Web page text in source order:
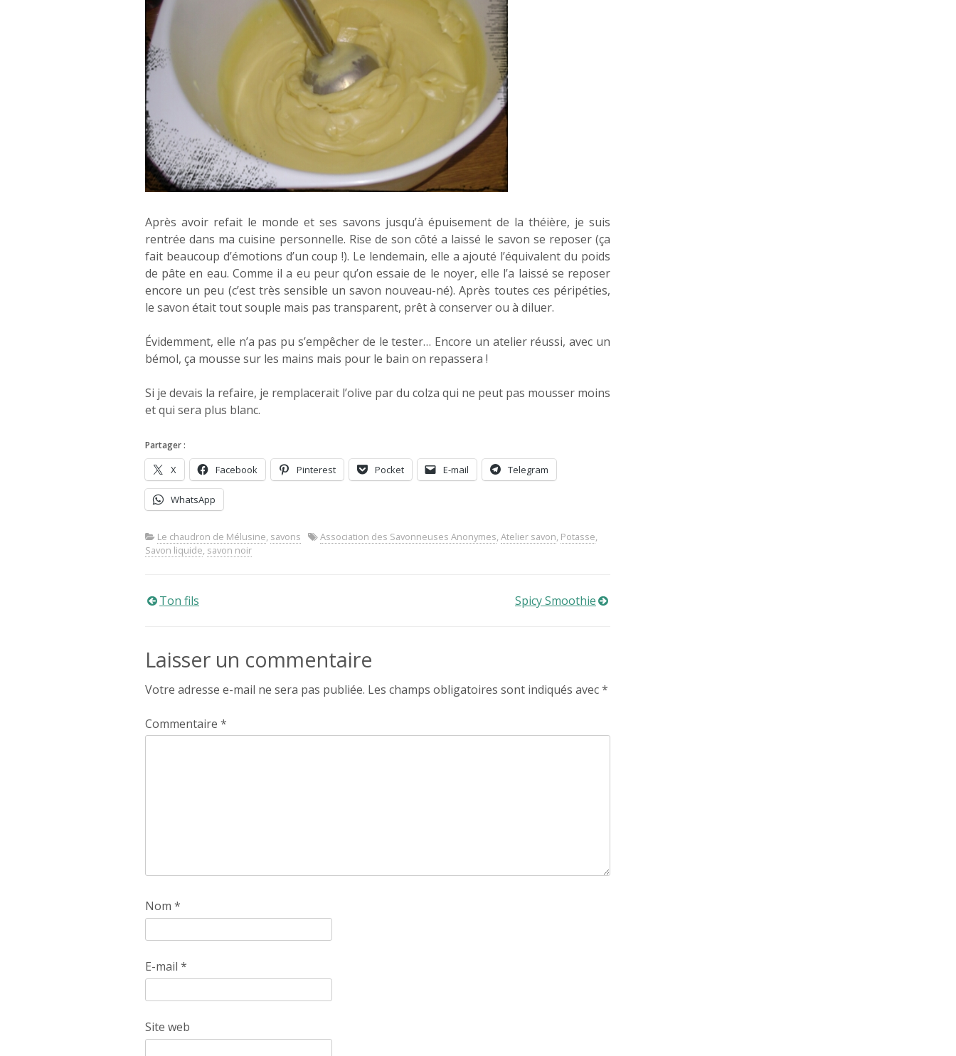
Après avoir refait le monde et ses savons jusqu’à épuisement de la théière, je suis
rentrée dans ma cuisine personnelle. Rise de son côté a laissé le savon se reposer (ça
fait beaucoup d’émotions d’un coup !). Le lendemain, elle a ajouté l’équivalent du poids
de pâte en eau. Comme il a eu peur qu’on essaie de le noyer, elle l’a laissé se reposer
encore un peu (c’est très sensible un savon nouveau-né). Après toutes ces péripéties,
le savon était tout souple mais pas transparent, prêt à conserver ou à diluer.
Évidemment, elle n’a pas pu s’empêcher de le tester… Encore un atelier réussi, avec un
bémol, ça mousse sur les mains mais pour le bain on repassera !
Si je devais la refaire, je remplacerait l’olive par du colza qui ne peut pas mousser moins
et qui sera plus blanc.
Partager :
X Facebook Pinterest Pocket E-mail Telegram
WhatsApp
Le chaudron de Mélusine, savons Association des Savonneuses Anonymes, Atelier savon, Potasse,
Savon liquide, savon noir
Navigation
l’article
Ton fils Spicy Smoothie
Laisser un commentaire
Votre adresse e-mail ne sera pas publiée. Les champs obligatoires sont indiqués avec*
Commentaire *
Nom *
E-mail *
Site web